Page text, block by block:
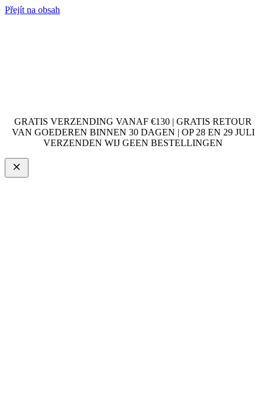
Přejít na obsah
GRATIS VERZENDING VANAF €130 | GRATIS RETOUR
VAN GOEDEREN BINNEN 30 DAGEN | OP 28 EN 29 JULI
VERZENDEN WIJ GEEN BESTELLINGEN